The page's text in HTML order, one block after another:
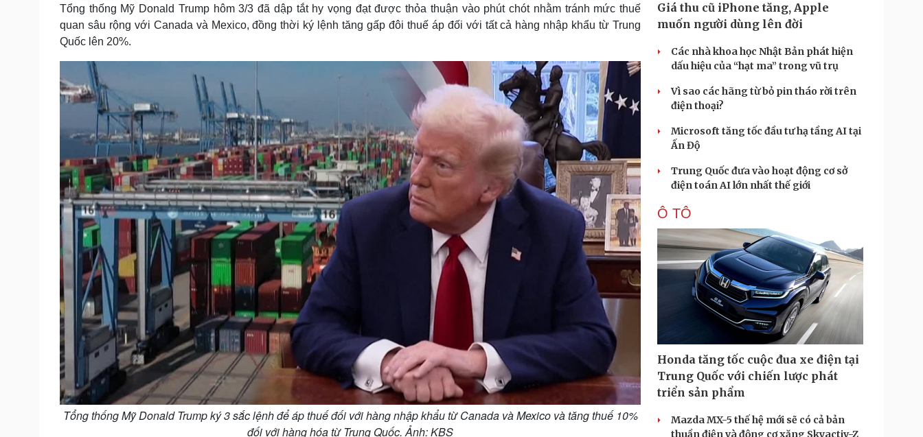
Sức khỏe
Dinh dưỡng - món ngon
Cây thuốc
Sản phụ khoa
Nhi khoa
Nam khoa
Làm đẹp - giảm cân
Phòng mạch online
Ăn sạch sống khỏe
Đời sống
Tình yêu - Gia đình
Văn hóa
Sân khấu - Điện ảnh
Âm nhạc
Di sản
Giải trí
Sao Việt
Du lịch
Tư vấn
check-in
Podcast
Câu chuyện thời sự
Đọc truyện đêm khuya
Cửa sổ tình yêu
Hạt giống tâm hồn
Cải chính
Tổng thống Mỹ Donald Trump hôm 3/3 đã dập tắt hy vọng đạt được thỏa thuận vào phút chót nhằm tránh mức thuế
quan sâu rộng với Canada và Mexico, đồng thời ký lệnh tăng gấp đôi thuế áp đối với tất cả hàng nhập khẩu từ Trung
Quốc lên 20%.
Tổng thống Mỹ Donald Trump ký 3 sắc lệnh để áp thuế đối với hàng nhập khẩu từ Canada và Mexico và tăng thuế 10%
đối với hàng hóa từ Trung Quốc. Ảnh: KBS
Giá thu cũ iPhone tăng, Apple
muốn người dùng lên đời
Các nhà khoa học Nhật Bản phát hiện
dấu hiệu của “hạt ma” trong vũ trụ
Vì sao các hãng từ bỏ pin tháo rời trên
điện thoại?
Microsoft tăng tốc đầu tư hạ tầng AI tại
Ấn Độ
Trung Quốc đưa vào hoạt động cơ sở
điện toán AI lớn nhất thế giới
Ô TÔ
Honda tăng tốc cuộc đua xe điện tại
Trung Quốc với chiến lược phát
triển sản phẩm
Mazda MX-5 thế hệ mới sẽ có cả bản
thuần điện và động cơ xăng Skyactiv-Z